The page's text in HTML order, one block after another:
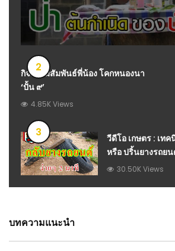
2
กิจกรรมสัมพันธ์พี่น้อง โคกหนองนา
‘ปั้น ๙’
4.85K Views
3
วีดีโอ เกษตร : เท
หรือ ปริ้นยางรถย
ผัก กะมังยาง ง่ายๆ
30.50K Views
บทความแนะนำ